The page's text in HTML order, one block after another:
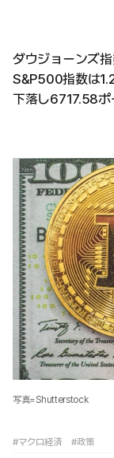
ダウジョーンズ
S&P500指数は
下落し6717.58ポ
写真=Shutterstock
#マクロ経済 #政策